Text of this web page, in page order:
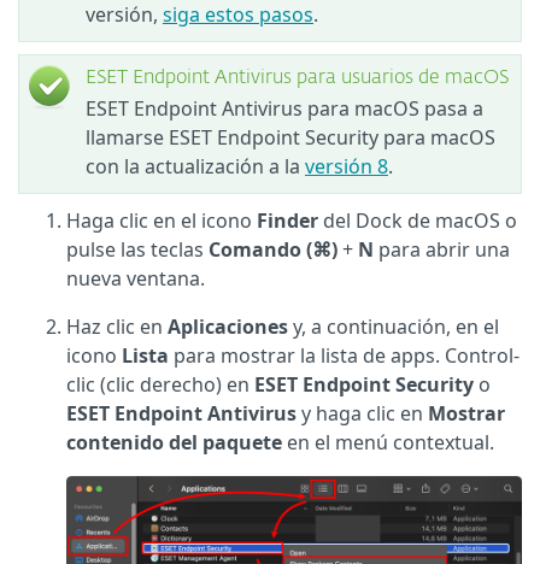
versión, siga estos pasos.
ESET Endpoint Antivirus para usuarios de macOS
ESET Endpoint Antivirus para macOS pasa a
llamarse ESET Endpoint Security para macOS
con la actualización a la versión 8.
Haga clic en el icono Finder del Dock de macOS o
pulse las teclas Comando (⌘)+ N para abrir una
nueva ventana.
Haz clic en Aplicacionesy, a continuación, en el
icono Lista para mostrar la lista de apps. Control-
clic (clic derecho) en ESET Endpoint Security o
ESET Endpoint Antivirusy haga clic en Mostrar
contenido del paquete en el menú contextual.